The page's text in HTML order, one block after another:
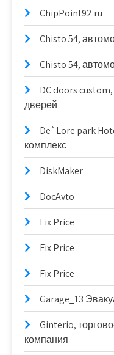
ChipPoint92.ru
Chisto 54,
Chisto 54,
DC doors
дверей
De`Lore park
комплекс
DiskMaker
DocAvto
Fix Price
Fix Price
Fix Price
Garage_13
Ginterio,
компания